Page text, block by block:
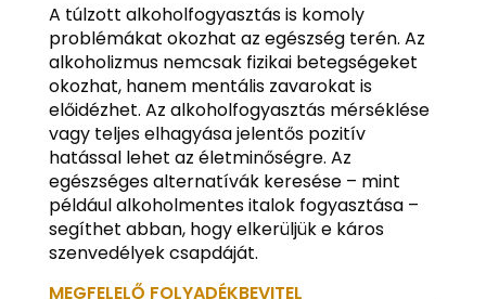
A túlzott alkoholfogyasztás is komoly
problémákat okozhat az egészség terén. Az
alkoholizmus nemcsak fizikai betegségeket
okozhat, hanem mentális zavarokat is
előidézhet. Az alkoholfogyasztás mérséklése
vagy teljes elhagyása jelentős pozitív
hatással lehet az életminőségre. Az
egészséges alternatívák keresése – mint
például alkoholmentes italok fogyasztása –
segíthet abban, hogy elkerüljük e káros
szenvedélyek csapdáját.
MEGFELELŐ FOLYADÉKBEVITEL